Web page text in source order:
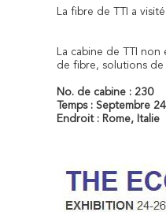
La fibre de TTI a
La cabine de TTI
de fibre, solutions de
No. de cabine : 230
Temps : Septembre
Endroit : Rome, Italie